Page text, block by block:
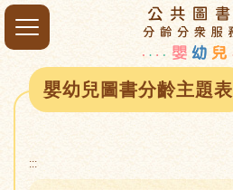
嬰幼兒圖書分齡主題表
:::